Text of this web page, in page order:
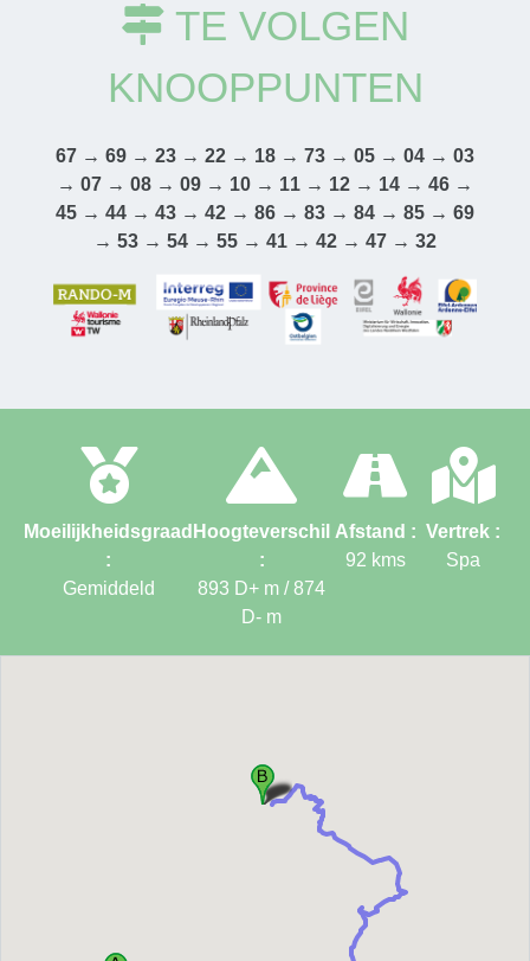
TE VOLGEN
KNOOPPUNTEN
67 → 69 → 23 → 22 → 18 → 73 → 05 → 04 → 03
→ 07 → 08 → 09 → 10 → 11 → 12 → 14 → 46 →
45 → 44 → 43 → 42 → 86 → 83 → 84 → 85 → 69
→ 53 → 54 → 55 → 41 → 42 → 47 → 32
Moeilijkheidsgraad
:
Gemiddeld
Hoogteverschil
:
893 D+ m / 874
D- m
Afstand :
92 kms
Vertrek :
Spa